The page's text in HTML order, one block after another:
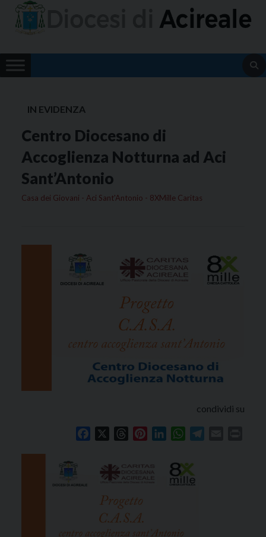
Skip
IN EVIDENZA
Centro Diocesano di
Accoglienza Notturna ad Aci
Sant’Antonio
Casa dei Giovani - Aci Sant'Antonio - 8XMille Caritas
condividi su
Facebook ThreadsPinterestLinkedInWhatsApp